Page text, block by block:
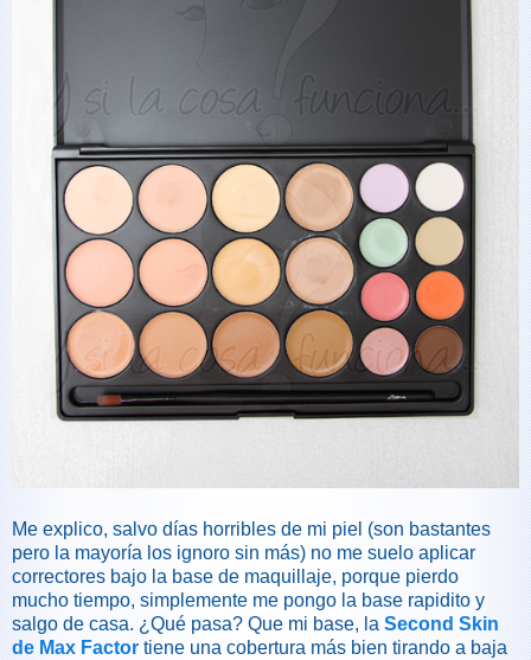
Me explico, salvo días horribles de mi piel (son bastantes
pero la mayoría los ignoro sin más) no me suelo aplicar
correctores bajo la base de maquillaje, porque pierdo
mucho tiempo, simplemente me pongo la base rapidito y
salgo de casa. ¿Qué pasa? Que mi base, la Second Skin
de Max Factor tiene una cobertura más bien tirando a baja